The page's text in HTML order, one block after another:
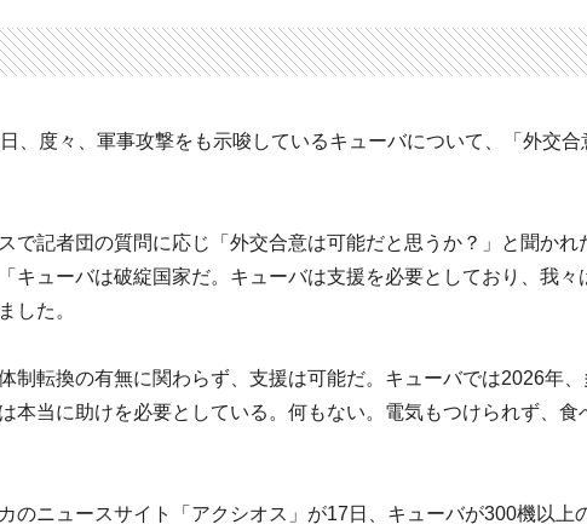
、度々、軍事攻撃をも示唆しているキューバについて、「外交合
で記者団の質問に応じ「外交合意は可能だと思うか？」と聞かれ
キューバは破綻国家だ。キューバは支援を必要としており、我々
した。
制転換の有無に関わらず、支援は可能だ。キューバでは2026年、
本当に助けを必要としている。何もない。電気もつけられず、食
のニュースサイト「アクシオス」が17日、キューバが300機以上